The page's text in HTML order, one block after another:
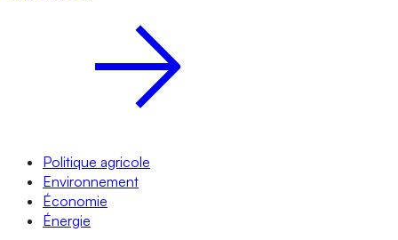
Politique agricole
Environnement
Économie
Énergie